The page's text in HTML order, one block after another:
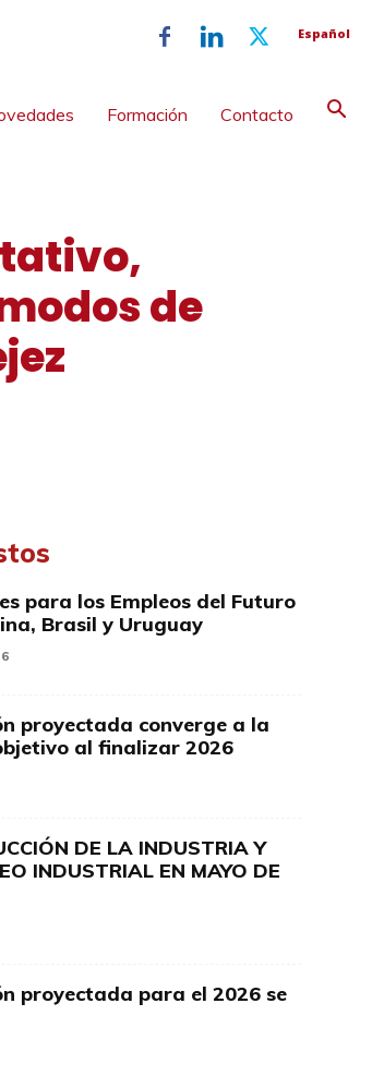
Español
Formación Contacto
de
para los Empleos del Futuro
Brasil y Uruguay
proyectada converge a la
al finalizar 2026
DE LA INDUSTRIA Y
INDUSTRIAL EN MAYO DE
proyectada para el 2026 se